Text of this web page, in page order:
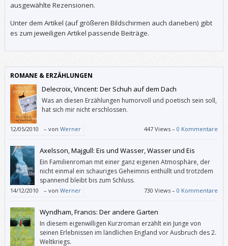
ausgewählte Rezensionen.
Unter dem Artikel (auf größeren Bildschirmen auch daneben) gibt
es zum jeweiligen Artikel passende Beiträge.
ROMANE & ERZÄHLUNGEN
Delecroix, Vincent: Der Schuh auf dem Dach
Was an diesen Erzählungen humorvoll und poetisch sein soll,
hat sich mir nicht erschlossen.
12/05/2010 – von Werner 447 Views –0 Kommentare
Axelsson, Majgull: Eis und Wasser, Wasser und Eis
Ein Familienroman mit einer ganz eigenen Atmosphäre, der
nicht einmal ein schauriges Geheimnis enthüllt und trotzdem
spannend bleibt bis zum Schluss.
14/12/2010 – von Werner 730 Views –0 Kommentare
Wyndham, Francis: Der andere Garten
In diesem eigenwilligen Kurzroman erzählt ein Junge von
seinen Erlebnissen im ländlichen England vor Ausbruch des 2.
Weltkriegs.